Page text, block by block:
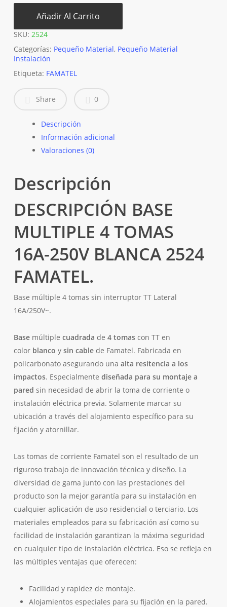
Añadir Al Carrito
SKU: 2524
Categorías: Pequeño Material, Pequeño Material
Instalación
Etiqueta: FAMATEL
Share 0
Descripción
Información adicional
Valoraciones (0)
Descripción
DESCRIPCIÓN BASE
MULTIPLE 4 TOMAS
16A-250V BLANCA 2524
FAMATEL.
Base múltiple 4 tomas sin interruptor TT Lateral
16A/250V~.
Basemúltiple cuadrada de 4 tomascon TT en
color blanco y sin cablede Famatel. Fabricada en
policarbonato asegurando una alta resitencia a los
impactos. Especialmente diseñada para su montaje a
pared sin necesidad de abrir la toma de corriente o
instalación eléctrica previa. Solamente marcar su
ubicación a través del alojamiento específico para su
fijación y atornillar.
Las tomas de corriente Famatel son el resultado de un
riguroso trabajo de innovación técnica y diseño. La
diversidad de gama junto con las prestaciones del
producto son la mejor garantía para su instalación en
cualquier aplicación de uso residencial o terciario. Los
materiales empleados para su fabricación así como su
facilidad de instalación garantizan la máxima seguridad
en cualquier tipo de instalación eléctrica. Eso se refleja en
las múltiples ventajas que oferecen:
Facilidad y rapidez de montaje.
Alojamientos especiales para su fijación en la pared.